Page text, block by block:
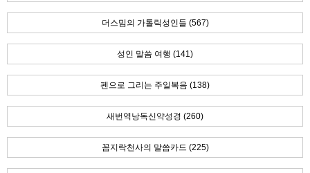
더스밈의 가톨릭성인들 (567)
성인 말씀 여행 (141)
펜으로 그리는 주일복음 (138)
새번역낭독신약성경 (260)
꼼지락천사의 말씀카드 (225)